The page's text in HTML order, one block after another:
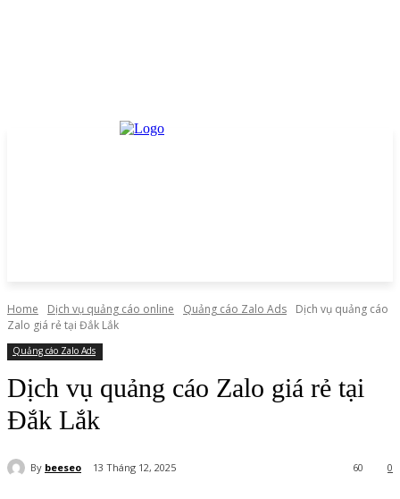
Home Dịch vụ quảng cáo online Quảng cáo Zalo Ads
Dịch vụ quảng cáo
Zalo giá rẻ tại Đắk Lắk
Quảng cáo Zalo Ads
Dịch vụ quảng cáo Zalo giá rẻ tại
Đắk Lắk
By beeseo 13 Tháng 12, 2025 0
60